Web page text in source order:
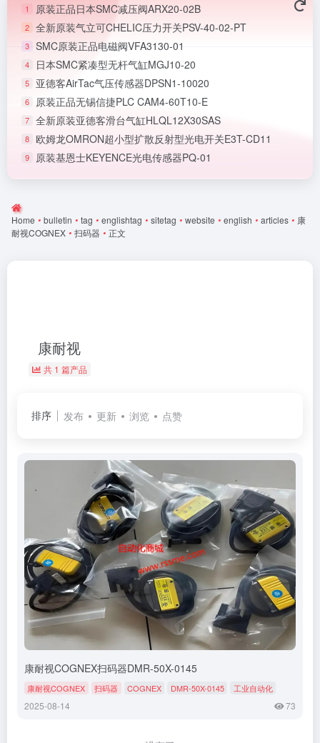
1 原装正品日本SMC减压阀ARX20-02B
2 全新原装气立可CHELIC压力开关PSV-40-02-PT
3 SMC原装正品电磁阀VFA3130-01
4 日本SMC紧凑型无杆气缸MGJ10-20
5 亚德客AirTac气压传感器DPSN1-10020
6 原装正品无锡信捷PLC CAM4-60T10-E
7 全新原装亚德客滑台气缸HLQL12X30SAS
8 欧姆龙OMRON超小型扩散反射型光电开关E3T-CD11
9 原装基恩士KEYENCE光电传感器PQ-01
Home • bulletin • tag • englishtag • sitetag • website • english • articles • 康
耐视COGNEX • 扫码器 • 正文
康耐视
共 1 篇产品
排序 发布 更新 浏览 点赞
康耐视COGNEX扫码器DMR-50X-0145
康耐视COGNEX 扫码器 COGNEX DMR-50X-0145 工业自动化
2025-08-14 73